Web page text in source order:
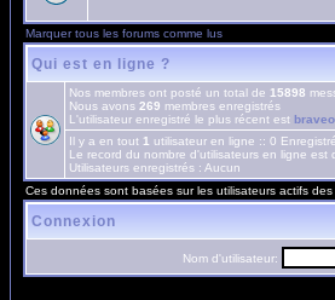
Marquer tous les forums comme lus
Qui est en ligne ?
Nos membres ont posté un total de 15898
Nous avons 269 membres enregistrés
L'utilisateur enregistré le plus récent est
Il y a en tout 1 utilisateur en ligne :: 0
Le record du nombre d'utilisateurs en ligne est
Utilisateurs enregistrés : Aucun
Ces données sont basées sur les utilisateurs actifs
Connexion
Nom d'utilisateur: